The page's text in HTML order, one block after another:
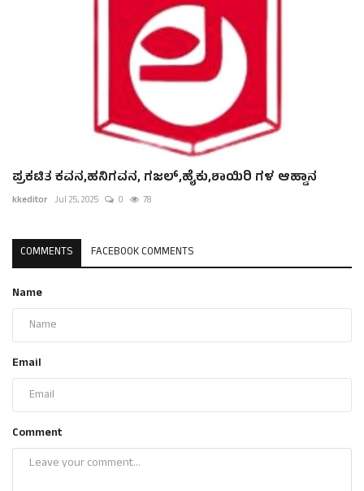
ಪ್ರಕಟಿತ ಕವನ,ಹನಿಗವನ, ಗಜಲ್,ಹೈಕು,ಶಾಯಿರಿ ಗಳ ಆಹ್ವಾನ
kkeditor Jul 25, 2025 0 78
COMMENTS FACEBOOK COMMENTS
Name
Email
Comment